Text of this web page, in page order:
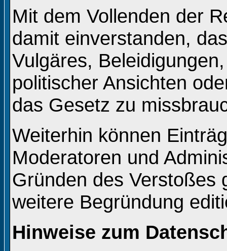
Mit dem Vollenden der
damit einverstanden,
Vulgäres,
politischer Ansichten
das Gesetz zu
Weiterhin können
Moderatoren und
Gründen des Verstoßes
weitere Begründung
Hinweise zum